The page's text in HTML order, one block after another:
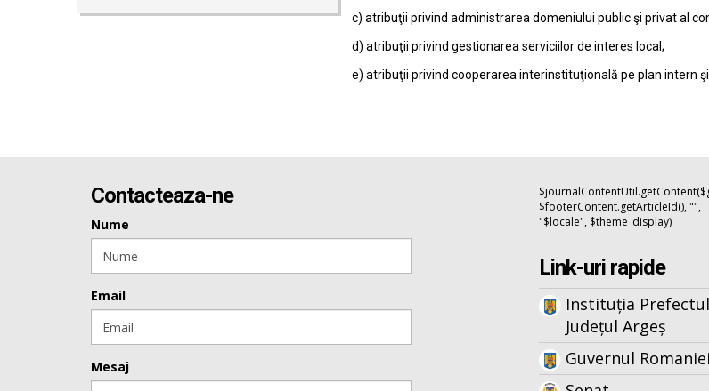
c) atribuţii privind administrarea domeniului public şi privat al
d) atribuţii privind gestionarea serviciilor de interes local;
e) atribuţii privind cooperarea interinstituţională pe plan intern şi
Contacteaza-ne
Nume
Email
Mesaj
$footerContent.getArticleId(), "",
"$locale", $theme_display)
Link-uri rapide
Instituția
Județul Argeș
Guvernul Romaniei